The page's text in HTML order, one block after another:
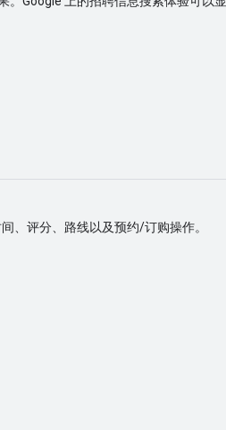
、评分、路线以及预约/订购操作。